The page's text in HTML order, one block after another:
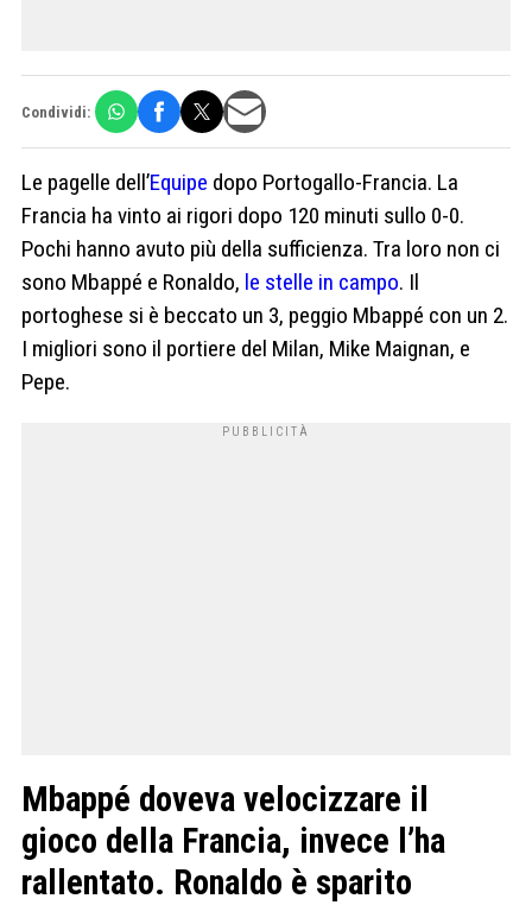
Condividi:
Le pagelle dell’Equipe dopo Portogallo-Francia. La
Francia ha vinto ai rigori dopo 120 minuti sullo 0-0.
Pochi hanno avuto più della sufficienza. Tra loro non ci
sono Mbappé e Ronaldo, le stelle in campo. Il
portoghese si è beccato un 3, peggio Mbappé con un 2.
I migliori sono il portiere del Milan, Mike Maignan, e
Pepe.
Mbappé doveva velocizzare il
gioco della Francia, invece l’ha
rallentato. Ronaldo è sparito